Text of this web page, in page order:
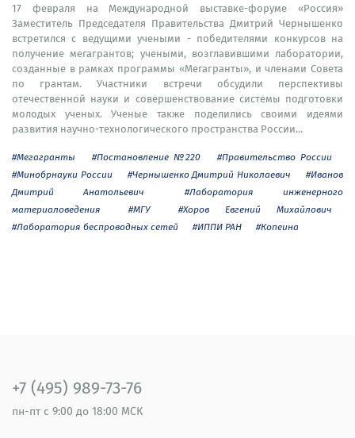
17 февраля на Международной выставке-форуме «Россия»
Заместитель Председателя Правительства Дмитрий Чернышенко
встретился с ведущими учеными - победителями конкурсов на
получение мегагрантов; учеными, возглавившими лаборатории,
созданные в рамках программы «Мегагранты», и членами Совета
по грантам. Участники встречи обсудили перспективы
отечественной науки и совершенствование системы подготовки
молодых ученых. Ученые также поделились своими идеями
развития научно-технологического пространства России...
#Мегагранты #Постановление №220
#Правительство России
#Минобрнауки России
#Чернышенко Дмитрий Николаевич
#Иванов
Дмитрий Анатольевич
#Лаборатория инженерного
материаловедения
#МГУ
#Хоров Евгений Михайлович
#Лаборатория беспроводных сетей
#ИППИ РАН #Копеина
+7 (495) 989-73-76
пн-пт с 9:00 до 18:00 МСК